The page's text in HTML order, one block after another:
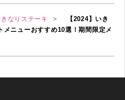
きなりステーキ
【2024】いき
メニューおすすめ10選！期間限定メ